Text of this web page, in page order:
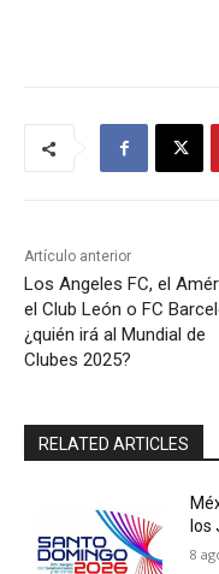
Artículo anterior
Los Angeles FC, el
el Club León o FC
¿quién irá al Mundial de
Clubes 2025?
RELATED ARTICLES
los
8